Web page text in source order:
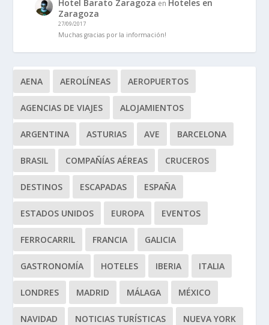
Hotel Barato Zaragoza en Hoteles en
Zaragoza
27/09/2017
Muchas gracias por la información!
AENA AEROLÍNEAS AEROPUERTOS
AGENCIAS DE VIAJES ALOJAMIENTOS
ARGENTINA ASTURIAS AVE BARCELONA
BRASIL COMPAÑÍAS AÉREAS CRUCEROS
DESTINOS ESCAPADAS ESPAÑA
ESTADOS UNIDOS EUROPA EVENTOS
FERROCARRIL FRANCIA GALICIA
GASTRONOMÍA HOTELES IBERIA ITALIA
LONDRES MADRID MÁLAGA MÉXICO
NAVIDAD NOTICIAS TURÍSTICAS NUEVA YORK